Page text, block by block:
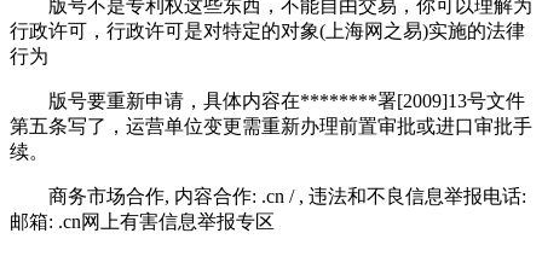
版号不是专利权这些东西，不能自由交易，你可以理解为
行政许可，行政许可是对特定的对象(上海网之易)实施的法律
行为
版号要重新申请，具体内容在********署[2009]13号文件
第五条写了，运营单位变更需重新办理前置审批或进口审批手
续。
商务市场合作, 内容合作: .cn / , 违法和不良信息举报电话:
邮箱: .cn网上有害信息举报专区